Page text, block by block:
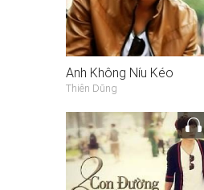
Anh Không Níu Kéo
Thiên Dũng